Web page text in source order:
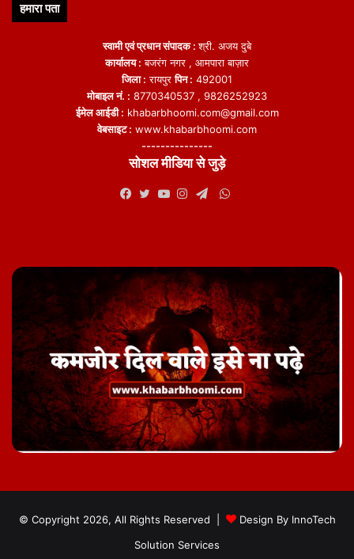
हमारा पता
स्वामी एवं प्रधान संपादक :श्री. अजय दुबे
कार्यालय : बजरंग नगर , आमपारा बाज़ार
जिला : रायपुरपिन : 492001
मोबाइल नं. : 8770340537 , 9826252923
ईमेल आईडी : khabarbhoomi.com@gmail.com
वेबसाइट : www.khabarbhoomi.com
---------------
सोशल मीडिया से जुड़े
WhatsApp
© Copyright 2026, All Rights Reserved | Design By InnoTech
Solution Services